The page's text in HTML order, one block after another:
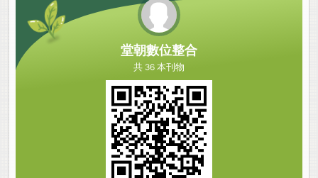
堂朝數位整合
共 36 本刊物